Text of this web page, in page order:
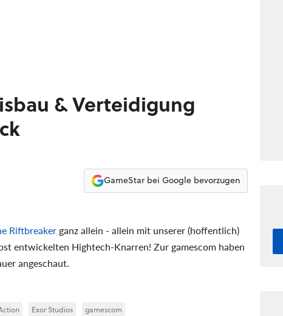
& Verteidigung
GameStar bei Google bevorzugen
Riftbreaker ganz allein - allein mit unserer (hoffentlich)
entwickelten Hightech-Knarren! Zur gamescom haben
angeschaut.
Exor Studios gamescom